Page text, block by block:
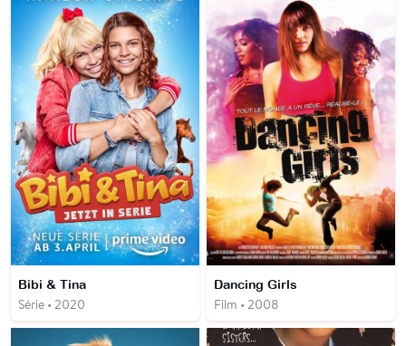
Bibi & Tina
Série • 2020
Dancing Girls
Film • 2008